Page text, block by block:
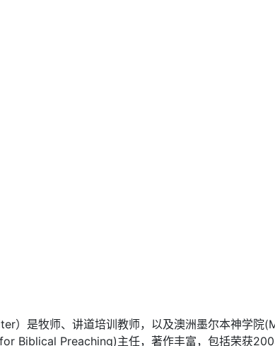
）是牧师、讲道培训教师，以及澳洲墨尔本神学
Biblical Preaching)主任，著作丰富，包括荣获